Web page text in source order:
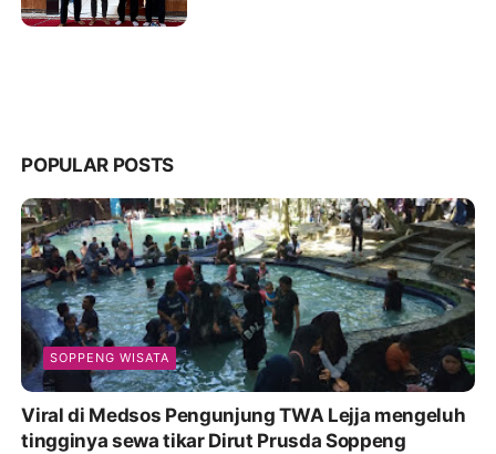
POPULAR POSTS
SOPPENG WISATA
Viral di Medsos Pengunjung TWA Lejja mengeluh
tingginya sewa tikar Dirut Prusda Soppeng